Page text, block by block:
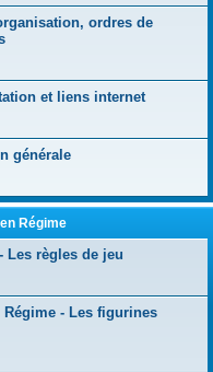
ordres de
et liens internet
générale
Régime
Les règles de jeu
Régime - Les figurines